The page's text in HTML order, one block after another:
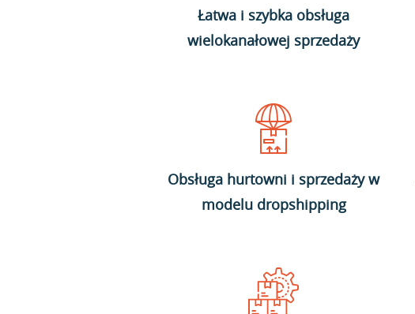
Łatwa i szybka obsługa
wielokanałowej sprzedaży
Obsługa hurtowni i sprzedaży w
modelu dropshipping